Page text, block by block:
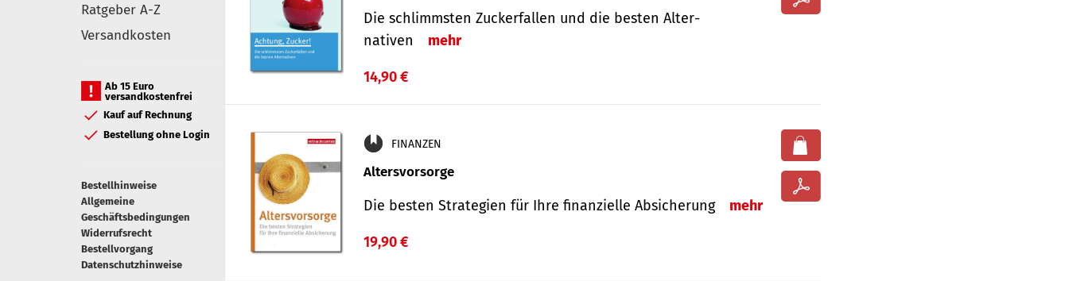
Ratgeber A-Z
Versandkosten
Ab 15 Euro
versandkostenfrei
Kauf auf Rechnung
Bestellung ohne Login
Bestellhinweise
Allgemeine
Geschäftsbedingungen
Widerrufsrecht
Bestellvorgang
Datenschutzhinweise
Die schlimmsten Zucker­fallen und die besten Alter­
nativen
mehr
14,90 €
FINANZEN
Altersvorsorge
Die besten Strategien für Ihre finanzielle Absicherung mehr
19,90 €